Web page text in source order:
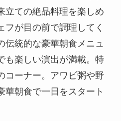
立ての絶品料理を楽しめ
フが目の前で調理してく
伝統的な豪華朝食メニュ
も楽しい演出が満載。特
コーナー。アワビ粥や野
華朝食で一日をスタート